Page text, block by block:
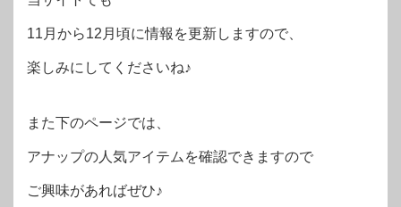
11月から12月頃に情報を更新しますので、
楽しみにしてくださいね♪
また下のページでは、
アナップの人気アイテムを確認できますので
ご興味があればぜひ♪